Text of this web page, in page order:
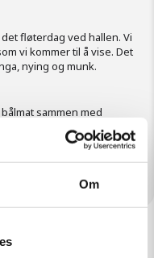
Om
fløterdag ved hallen. Vi
vi kommer til å vise. Det
nying og munk.
sammen med
på mat fra ulike